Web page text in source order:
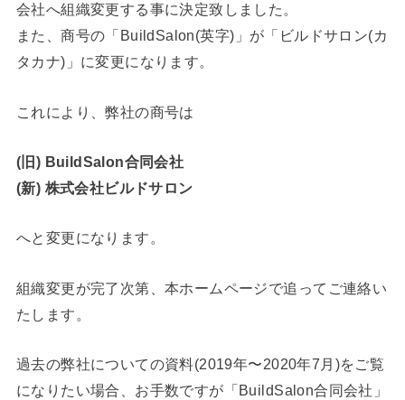
会社へ組織変更する事に決定致しました。
また、商号の「BuildSalon(英字)」が「ビルドサロン(カ
タカナ)」に変更になります。
これにより、弊社の商号は
(旧) BuildSalon合同会社
(新) 株式会社ビルドサロン
へと変更になります。
組織変更が完了次第、本ホームページで追ってご連絡い
たします。
過去の弊社についての資料(2019年〜2020年7月)をご覧
になりたい場合、お手数ですが「BuildSalon合同会社」